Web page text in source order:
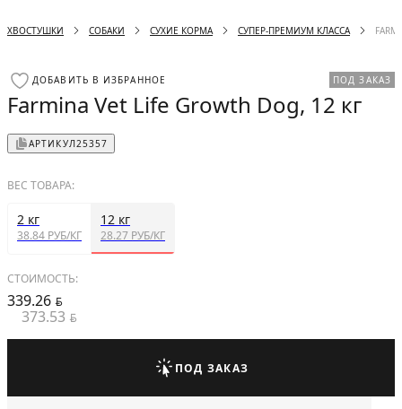
ХВОСТУШКИ СОБАКИ СУХИЕ КОРМА СУПЕР-ПРЕМИУМ КЛАССА
ДОБАВИТЬ В ИЗБРАННОЕ ПОД ЗАКАЗ
Farmina Vet Life Growth Dog, 12 кг
АРТИКУЛ25357
ВЕС ТОВАРА:
2 кг
38.84 РУБ/КГ
12 кг
28.27 РУБ/КГ
СТОИМОСТЬ:
339.26 BYN
373.53 BYN
ПОД ЗАКАЗ